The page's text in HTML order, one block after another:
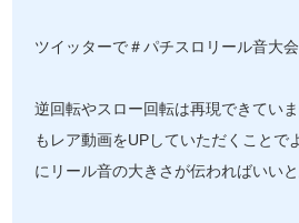
ツイッターで＃パチスロリール音大
逆回転やスロー回転は再現できてい
もレア動画をUPしていただくことで
にリール音の大きさが伝わればいいと